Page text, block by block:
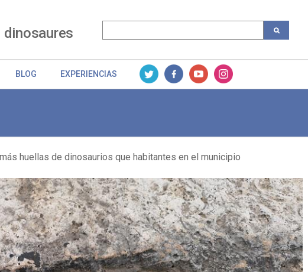
dinosaures
BLOG EXPERIENCIAS
huellas de dinosaurios que habitantes en el municipio